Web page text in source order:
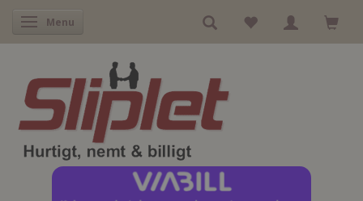
Skifte navigation
Menu